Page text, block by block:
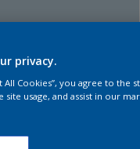
privacy.
All Cookies”, you agree to
site usage, and assist in our